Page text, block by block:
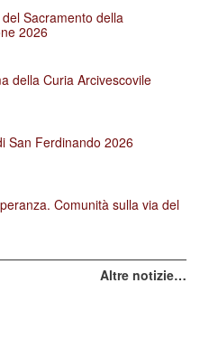
Sacramento della
2026
della Curia Arcivescovile
San Ferdinando 2026
Comunità sulla via del
Altre notizie…